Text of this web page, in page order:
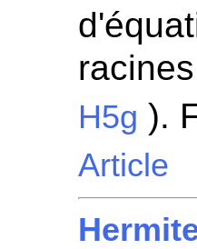
H5g ).
Article